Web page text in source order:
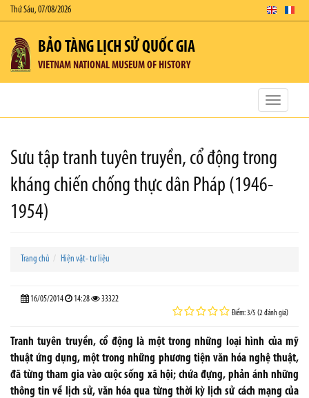
Thứ Sáu, 07/08/2026
BẢO TÀNG LỊCH SỬ QUỐC GIA
VIETNAM NATIONAL MUSEUM OF HISTORY
Toggle
Sưu tập tranh tuyên truyền, cổ động trong
kháng chiến chống thực dân Pháp (1946-
1954)
Trang chủ Hiện vật- tư liệu
16/05/2014 14:28 33322
Điểm: 3/5 (2 đánh giá)
Tranh tuyên truyền, cổ động là một trong những loại hình của mỹ
thuật ứng dụng, một trong những phương tiện văn hóa nghệ thuật,
đã từng tham gia vào cuộc sống xã hội; chứa đựng, phản ánh những
thông tin về lịch sử, văn hóa qua từng thời kỳ lịch sử cách mạng của